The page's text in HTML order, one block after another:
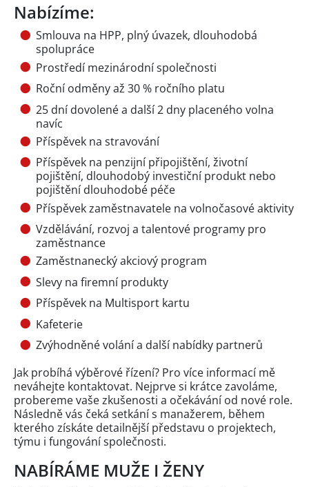
Nabízíme:
Smlouva na HPP, plný úvazek, dlouhodobá
spolupráce
Prostředí mezinárodní společnosti
Roční odměny až 30 % ročního platu
25 dní dovolené a další 2 dny placeného volna
navíc
Příspěvek na stravování
Příspěvek na penzijní připojištění, životní
pojištění, dlouhodobý investiční produkt nebo
pojištění dlouhodobé péče
Příspěvek zaměstnavatele na volnočasové aktivity
Vzdělávání, rozvoj a talentové programy pro
zaměstnance
Zaměstnanecký akciový program
Slevy na firemní produkty
Příspěvek na Multisport kartu
Kafeterie
Zvýhodněné volání a další nabídky partnerů
Jak probíhá výběrové řízení? Pro více informací mě
neváhejte kontaktovat. Nejprve si krátce zavoláme,
probereme vaše zkušenosti a očekávání od nové role.
Následně vás čeká setkání s manažerem, během
kterého získáte detailnější představu o projektech,
týmu i fungování společnosti.
NABÍRÁME MUŽE I ŽENY